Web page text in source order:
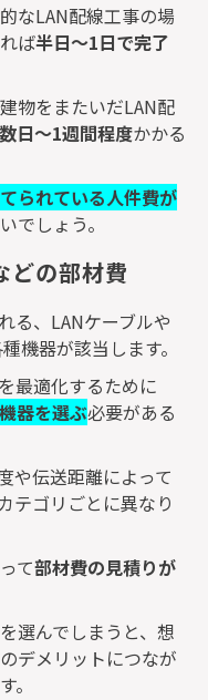
なLAN配線工事の場
ば半日～1日で完了
物をまたいだLAN配
数日～1週間程度かかる
られている人件費が
でしょう。
どの部材費
る、 LANケーブルや
機器が該当します。
最適化するために
器を選ぶ必要がある
や伝送距離によって
テゴリごとに異なり
て部材費の見積りが
選んでしまうと、想
デメリットにつなが
。